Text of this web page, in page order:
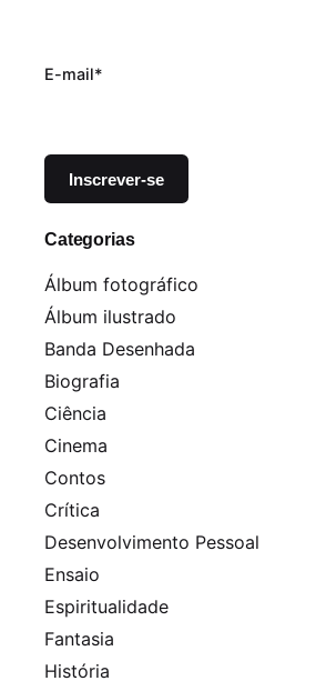
E-mail*
Categorias
Álbum fotográfico
Álbum ilustrado
Banda Desenhada
Biografia
Ciência
Cinema
Contos
Crítica
Desenvolvimento Pessoal
Ensaio
Espiritualidade
Fantasia
História